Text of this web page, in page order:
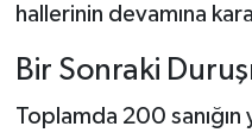
hallerinin devamına
Bir Sonraki
Toplamda 200 sanığın